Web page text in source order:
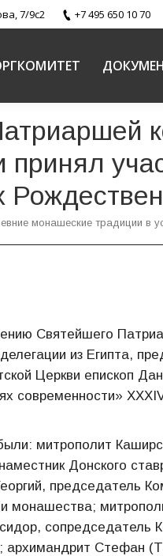
7/9с2 +7 495 650 10 70
принял
монашеские традиции в
Святейшего
из Египта,
Церкви епископ
современности»
митрополит
Донского
председатель
монашества;
сопредседатель
архимандрит Стефан